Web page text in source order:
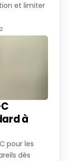
et limiter
à
pour les
dès